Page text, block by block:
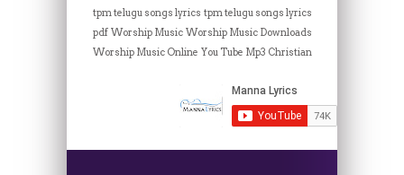
tpm telugu songs lyrics tpm telugu songs lyrics
pdf Worship Music Worship Music Downloads
Worship Music Online You Tube Mp3 Christian